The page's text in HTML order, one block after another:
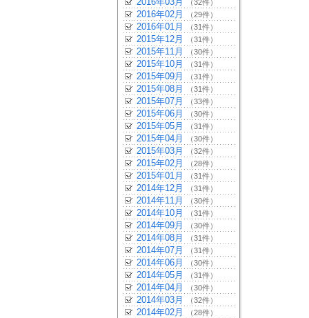
（32件）
2016年02月 （29件）
2016年01月 （31件）
2015年12月 （31件）
2015年11月 （30件）
2015年10月 （31件）
2015年09月 （31件）
2015年08月 （31件）
2015年07月 （33件）
2015年06月 （30件）
2015年05月 （31件）
2015年04月 （30件）
2015年03月 （32件）
2015年02月 （28件）
2015年01月 （31件）
2014年12月 （31件）
2014年11月 （30件）
2014年10月 （31件）
2014年09月 （30件）
2014年08月 （31件）
2014年07月 （31件）
2014年06月 （30件）
2014年05月 （31件）
2014年04月 （30件）
2014年03月 （32件）
2014年02月 （28件）